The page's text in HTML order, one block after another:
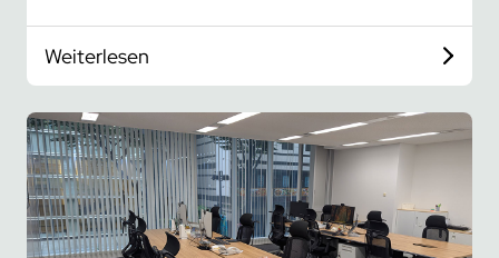
Weiterlesen